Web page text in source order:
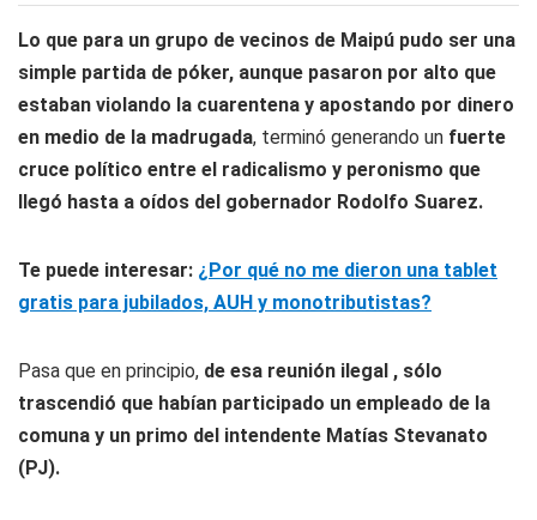
Lo que para un grupo de vecinos de Maipú pudo ser una
simple partida de póker, aunque pasaron por alto que
estaban violando la cuarentena y apostando por dinero
en medio de la madrugada, terminó generando un fuerte
cruce político entre el radicalismo y peronismo que
llegó hasta a oídos del gobernador Rodolfo Suarez.
Te puede interesar: ¿Por qué no me dieron una tablet
gratis para jubilados, AUH y monotributistas?
Pasa que en principio, de esa reunión ilegal , sólo
trascendió que habían participado un empleado de la
comuna y un primo del intendente Matías Stevanato
(PJ).